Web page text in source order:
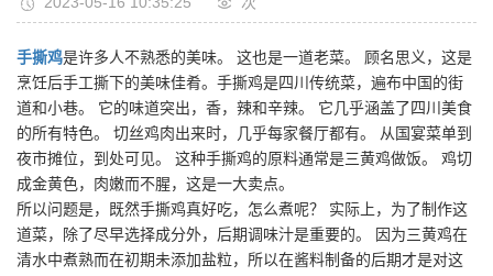
手撕鸡是许多人不熟悉的美味。 这也是一道老菜。 顾名思义，这是
烹饪后手工撕下的美味佳肴。手撕鸡是四川传统菜，遍布中国的街
道和小巷。 它的味道突出，香，辣和辛辣。 它几乎涵盖了四川美食
的所有特色。 切丝鸡肉出来时，几乎每家餐厅都有。 从国宴菜单到
夜市摊位，到处可见。 这种手撕鸡的原料通常是三黄鸡做饭。 鸡切
成金黄色，肉嫩而不腥，这是一大卖点。
所以问题是，既然手撕鸡真好吃，怎么煮呢？ 实际上，为了制作这
道菜，除了尽早选择成分外，后期调味汁是重要的。 因为三黄鸡在
清水中煮熟而在初期未添加盐粒，所以在酱料制备的后期才是对这